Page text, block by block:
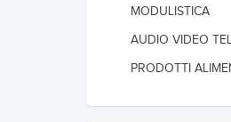
MODULISTICA
AUDIO VIDEO
PRODOTTI